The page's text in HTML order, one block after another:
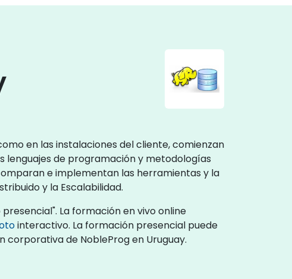
en las instalaciones del cliente, comienzan
lenguajes de programación y metodologías
e implementan las herramientas y la
y la Escalabilidad.
La formación en vivo online
interactivo. La formación presencial puede
corporativa de NobleProg en Uruguay.